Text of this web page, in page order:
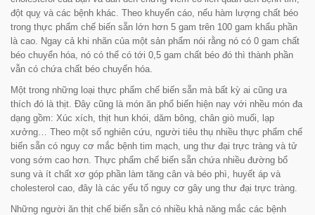
đột quỵ và các bệnh khác. Theo khuyến cáo, nếu hàm lượng chất béo
trong thực phẩm chế biến sẵn lớn hơn 5 gam trên 100 gam khẩu phần
là cao. Ngay cả khi nhãn của một sản phẩm nói rằng nó có 0 gam chất
béo chuyển hóa, nó có thể có tới 0,5 gam chất béo đó thì thành phần
vẫn có chứa chất béo chuyển hóa.
Một trong những loại thực phẩm chế biến sẵn mà bất kỳ ai cũng ưa
thích đó là thịt. Đây cũng là món ăn phổ biến hiện nay với nhều món đa
dạng gồm: Xúc xích, thịt hun khói, dăm bông, chân giò muối, lạp
xưởng… Theo một số nghiên cứu, người tiêu thụ nhiều thực phẩm chế
biến sẵn có nguy cơ mắc bệnh tim mạch, ung thư đại trực tràng và tử
vong sớm cao hơn. Thực phẩm chế biến sẵn chứa nhiều đường bổ
sung và ít chất xơ góp phần làm tăng cân và béo phì, huyết áp và
cholesterol cao, đây là các yếu tố nguy cơ gây ung thư đại trực tràng.
Những người ăn thịt chế biến sẵn có nhiều khả năng mắc các bệnh